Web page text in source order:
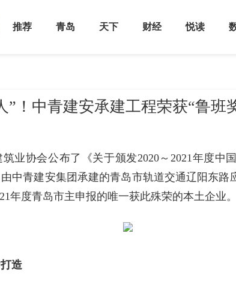
推荐 青岛 天下 财经 悦读
”！中青建安承建工程荣获“鲁班
筑业协会公布了《关于颁发2020～2021年度中
中青建安集团承建的青岛市轨道交通辽阳东路
年度青岛市主申报的唯一获此殊荣的本土企业。
造